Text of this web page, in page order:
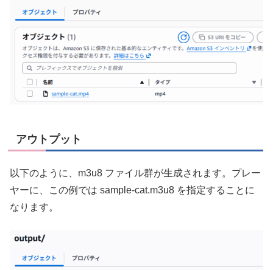
アウトプット
以下のように、m3u8 ファイル群が生成されます。プレー
ヤーに、この例では sample-cat.m3u8 を指定することに
なります。